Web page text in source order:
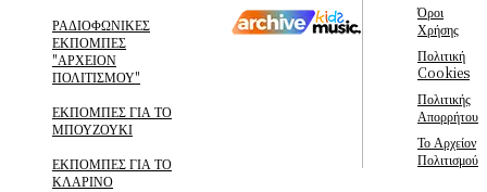
ΡΑΔΙΟΦΩΝΙΚΕΣ
ΕΚΠΟΜΠΕΣ
"ΑΡΧΕΙΟΝ
ΠΟΛΙΤΙΣΜΟΥ"
ΕΚΠΟΜΠΕΣ ΓΙΑ ΤΟ
ΜΠΟΥΖΟΥΚΙ
ΕΚΠΟΜΠΕΣ ΓΙΑ ΤΟ
ΚΛΑΡΙΝΟ
Όροι
Χρήσης
Πολιτική
Cookies
Πολιτικής
Απορρήτου
Το Αρχείον
Πολιτισμού